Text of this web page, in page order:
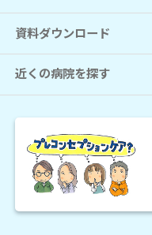
資料ダウンロード
近くの病院を探す